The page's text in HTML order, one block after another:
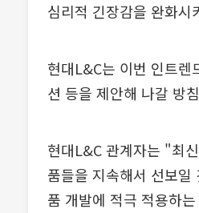
심리적 긴장감을 완화
현대L&C는 이번 인트렌
션 등을 제안해 나갈 방
현대L&C 관계자는 "최
품들을 지속해서 선보
품 개발에 적극 적용하